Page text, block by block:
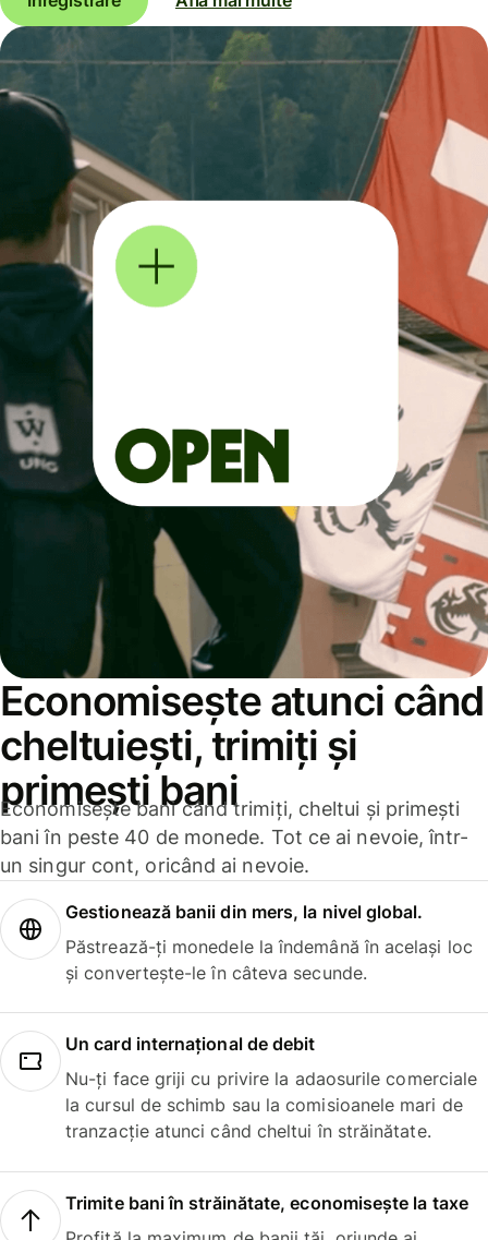
Economisește atunci când
cheltuiești, trimiți și
primești bani
Economisește bani când trimiți, cheltui și primești
bani în peste 40 de monede. Tot ce ai nevoie, într-
un singur cont, oricând ai nevoie.
Gestionează banii din mers, la nivel global.
Păstrează-ți monedele la îndemână în același loc
și convertește-le în câteva secunde.
Un card internațional de debit
Nu-ți face griji cu privire la adaosurile comerciale
la cursul de schimb sau la comisioanele mari de
tranzacție atunci când cheltui în străinătate.
Trimite bani în străinătate, economisește la taxe